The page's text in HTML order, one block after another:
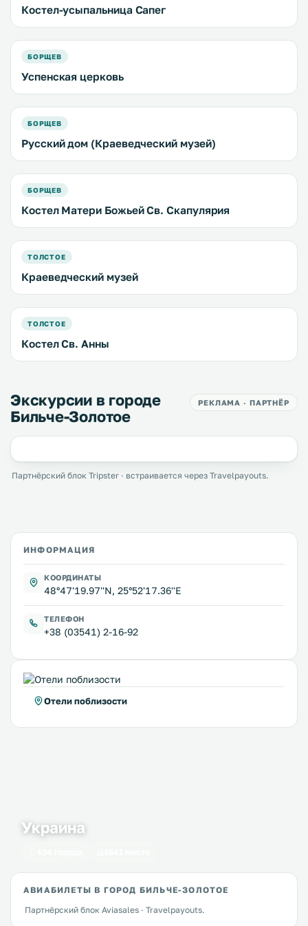
Костел-усыпальница Сапег
БОРЩЕВ
Успенская церковь
БОРЩЕВ
Русский дом (Краеведческий музей)
БОРЩЕВ
Костел Матери Божьей Св. Скапулярия
ТОЛСТОЕ
Краеведческий музей
ТОЛСТОЕ
Костел Св. Анны
Экскурсии в городе
Бильче-Золотое
РЕКЛАМА · ПАРТНЁР
Партнёрский блок Tripster · встраивается через Travelpayouts.
ИНФОРМАЦИЯ
КООРДИНАТЫ
48°47'19.97''N, 25°52'17.36''E
ТЕЛЕФОН
+38 (03541) 2-16-92
Отели поблизости
Украина
АВИАБИЛЕТЫ В ГОРОД БИЛЬЧЕ-ЗОЛОТОЕ
Партнёрский блок Aviasales · Travelpayouts.